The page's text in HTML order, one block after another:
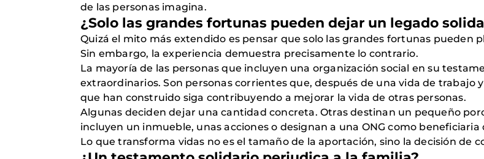
de las personas imagina.
¿Solo las grandes fortunas pueden dejar un legado
Quizá el mito más extendido es pensar que solo las grandes fortunas pueden
Sin embargo, la experiencia demuestra precisamente lo contrario.
La mayoría de las personas que incluyen una organización social en su
extraordinarios. Son personas corrientes que, después de una vida de trabajo
que han construido siga contribuyendo a mejorar la vida de otras personas.
Algunas deciden dejar una cantidad concreta. Otras destinan un pequeño
incluyen un inmueble, unas acciones o designan a una ONG como beneficiaria
Lo que transforma vidas no es el tamaño de la aportación, sino la decisión de